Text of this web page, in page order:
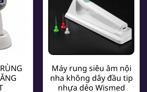
Máy rung siêu âm nội
nha không dây đầu tip
nhựa dẻo Wismed